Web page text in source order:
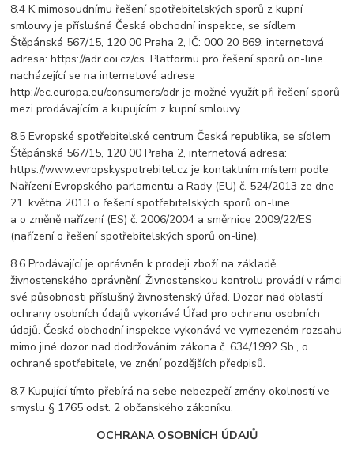
8.4 K mimosoudnímu řešení spotřebitelských sporů z kupní
smlouvy je příslušná Česká obchodní inspekce, se sídlem
Štěpánská 567/15, 120 00 Praha 2, IČ: 000 20 869, internetová
adresa: https://adr.coi.cz/cs. Platformu pro řešení sporů on-line
nacházející se na internetové adrese
http://ec.europa.eu/consumers/odr je možné využít při řešení sporů
mezi prodávajícím a kupujícím z kupní smlouvy.
8.5 Evropské spotřebitelské centrum Česká republika, se sídlem
Štěpánská 567/15, 120 00 Praha 2, internetová adresa:
https://www.evropskyspotrebitel.cz je kontaktním místem podle
Nařízení Evropského parlamentu a Rady (EU) č. 524/2013 ze dne
21. května 2013 o řešení spotřebitelských sporů on-line
a o změně nařízení (ES) č. 2006/2004 a směrnice 2009/22/ES
(nařízení o řešení spotřebitelských sporů on-line).
8.6 Prodávající je oprávněn k prodeji zboží na základě
živnostenského oprávnění. Živnostenskou kontrolu provádí v rámci
své působnosti příslušný živnostenský úřad. Dozor nad oblastí
ochrany osobních údajů vykonává Úřad pro ochranu osobních
údajů. Česká obchodní inspekce vykonává ve vymezeném rozsahu
mimo jiné dozor nad dodržováním zákona č. 634/1992 Sb., o
ochraně spotřebitele, ve znění pozdějších předpisů.
8.7 Kupující tímto přebírá na sebe nebezpečí změny okolností ve
smyslu § 1765 odst. 2 občanského zákoníku.
OCHRANA OSOBNÍCH ÚDAJŮ